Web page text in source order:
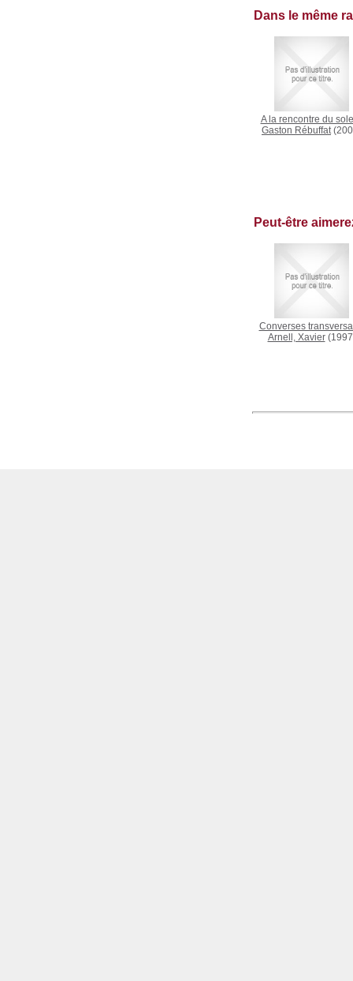
Dans le même
A la rencontre du
Gaston Rébuffat
Peut-être
Converses
Arnell, Xavier